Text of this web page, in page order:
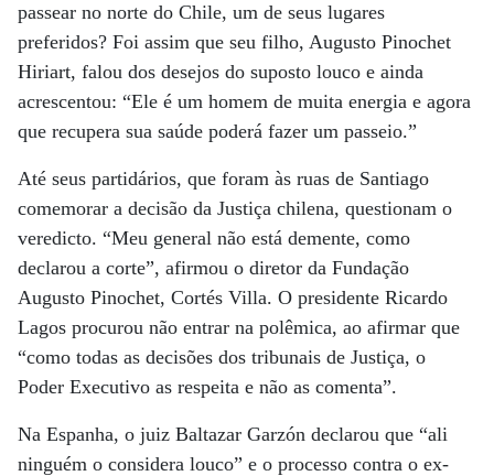
passear no norte do Chile, um de seus lugares
preferidos? Foi assim que seu filho, Augusto Pinochet
Hiriart, falou dos desejos do suposto louco e ainda
acrescentou: “Ele é um homem de muita energia e agora
que recupera sua saúde poderá fazer um passeio.”
Até seus partidários, que foram às ruas de Santiago
comemorar a decisão da Justiça chilena, questionam o
veredicto. “Meu general não está demente, como
declarou a corte”, afirmou o diretor da Fundação
Augusto Pinochet, Cortés Villa. O presidente Ricardo
Lagos procurou não entrar na polêmica, ao afirmar que
“como todas as decisões dos tribunais de Justiça, o
Poder Executivo as respeita e não as comenta”.
Na Espanha, o juiz Baltazar Garzón declarou que “ali
ninguém o considera louco” e o processo contra o ex-